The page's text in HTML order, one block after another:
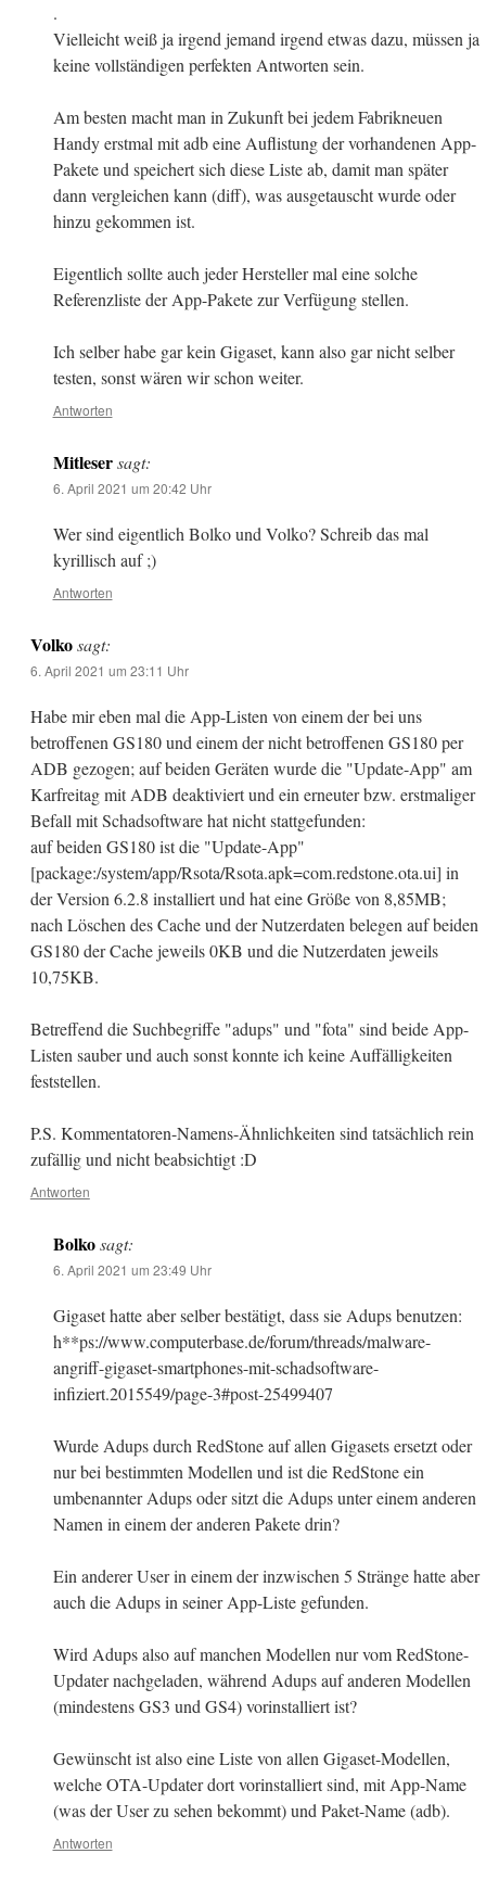
.
Vielleicht weiß ja irgend jemand irgend etwas dazu, müssen ja
keine vollständigen perfekten Antworten sein.
Am besten macht man in Zukunft bei jedem Fabrikneuen
Handy erstmal mit adb eine Auflistung der vorhandenen App-
Pakete und speichert sich diese Liste ab, damit man später
dann vergleichen kann (diff), was ausgetauscht wurde oder
hinzu gekommen ist.
Eigentlich sollte auch jeder Hersteller mal eine solche
Referenzliste der App-Pakete zur Verfügung stellen.
Ich selber habe gar kein Gigaset, kann also gar nicht selber
testen, sonst wären wir schon weiter.
Antworten
Mitleser sagt:
6. April 2021 um 20:42 Uhr
Wer sind eigentlich Bolko und Volko? Schreib das mal
kyrillisch auf ;)
Antworten
Volko sagt:
6. April 2021 um 23:11 Uhr
Habe mir eben mal die App-Listen von einem der bei uns
betroffenen GS180 und einem der nicht betroffenen GS180 per
ADB gezogen; auf beiden Geräten wurde die "Update-App" am
Karfreitag mit ADB deaktiviert und ein erneuter bzw. erstmaliger
Befall mit Schadsoftware hat nicht stattgefunden:
auf beiden GS180 ist die "Update-App"
[package:/system/app/Rsota/Rsota.apk=com.redstone.ota.ui] in
der Version 6.2.8 installiert und hat eine Größe von 8,85MB;
nach Löschen des Cache und der Nutzerdaten belegen auf beiden
GS180 der Cache jeweils 0KB und die Nutzerdaten jeweils
10,75KB.
Betreffend die Suchbegriffe "adups" und "fota" sind beide App-
Listen sauber und auch sonst konnte ich keine Auffälligkeiten
feststellen.
P.S. Kommentatoren-Namens-Ähnlichkeiten sind tatsächlich rein
zufällig und nicht beabsichtigt :D
Antworten
Bolko sagt:
6. April 2021 um 23:49 Uhr
Gigaset hatte aber selber bestätigt, dass sie Adups benutzen:
h**ps://www.computerbase.de/forum/threads/malware-
angriff-gigaset-smartphones-mit-schadsoftware-
infiziert.2015549/page-3#post-25499407
Wurde Adups durch RedStone auf allen Gigasets ersetzt oder
nur bei bestimmten Modellen und ist die RedStone ein
umbenannter Adups oder sitzt die Adups unter einem anderen
Namen in einem der anderen Pakete drin?
Ein anderer User in einem der inzwischen 5 Stränge hatte aber
auch die Adups in seiner App-Liste gefunden.
Wird Adups also auf manchen Modellen nur vom RedStone-
Updater nachgeladen, während Adups auf anderen Modellen
(mindestens GS3 und GS4) vorinstalliert ist?
Gewünscht ist also eine Liste von allen Gigaset-Modellen,
welche OTA-Updater dort vorinstalliert sind, mit App-Name
(was der User zu sehen bekommt) und Paket-Name (adb).
Antworten